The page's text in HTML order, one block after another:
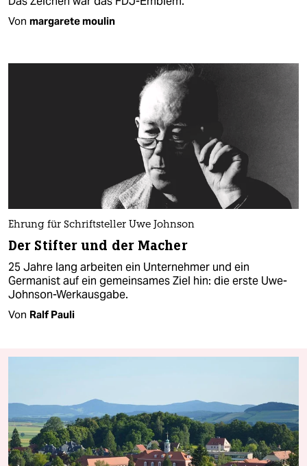
Von margarete moulin
Ehrung für Schriftsteller Uwe Johnson
Der Stifter und der Macher
25 Jahre lang arbeiten ein Unternehmer und ein
Germanist auf ein gemeinsames Ziel hin: die erste Uwe-
Johnson-Werkausgabe.
Von Ralf Pauli